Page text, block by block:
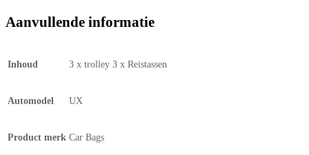
Aanvullende informatie
Inhoud 3 x trolley 3 x Reistassen
Automodel UX
Product merk Car Bags